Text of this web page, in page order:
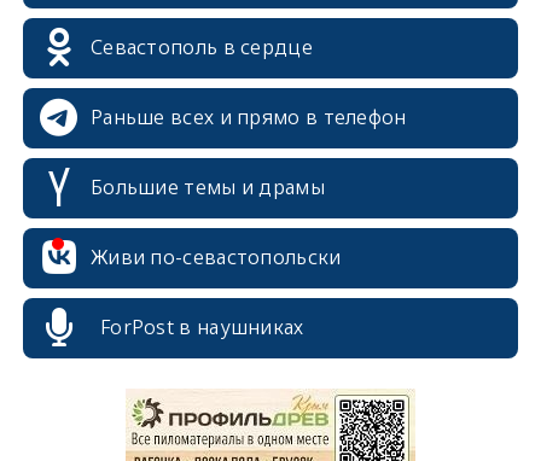
Севастополь в сердце
Раньше всех и прямо в телефон
Большие темы и драмы
Живи по-севастопольски
ForPost в наушниках
erid: 2SDnjcrDNw6